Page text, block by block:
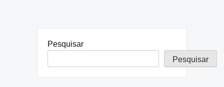
Pesquisar
Pesquisar